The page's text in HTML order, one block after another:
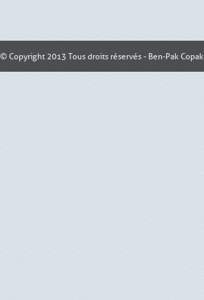
© Copyright 2013 Tous droits réservés - Ben-Pak Copak